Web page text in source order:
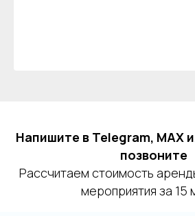
Напишите в Telegram, MAX
позвоните
Рассчитаем стоимость
мероприятия за 15
+7